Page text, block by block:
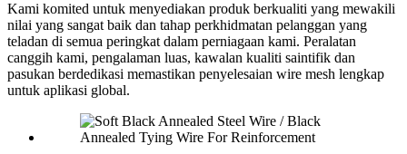
Kami komited untuk menyediakan produk berkualiti yang mewakili
nilai yang sangat baik dan tahap perkhidmatan pelanggan yang
teladan di semua peringkat dalam perniagaan kami. Peralatan
canggih kami, pengalaman luas, kawalan kualiti saintifik dan
pasukan berdedikasi memastikan penyelesaian wire mesh lengkap
untuk aplikasi global.